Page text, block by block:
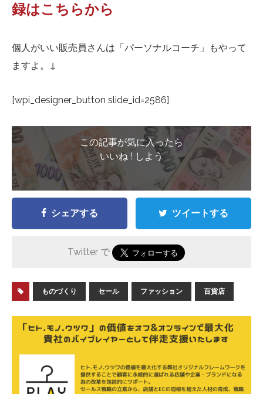
録はこちらから
個人がいい販売員さんは「パーソナルコーチ」もやって
ますよ。↓
[wpi_designer_button slide_id=2586]
この記事が気に入ったら
いいね ! しよう
シェアする ツイートする
Twitter で
ものづくり セール ファッション 百貨店